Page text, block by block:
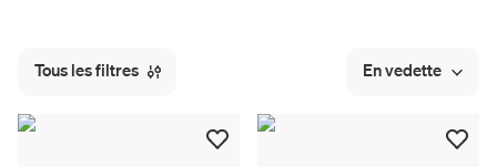
Tous les filtres En vedette